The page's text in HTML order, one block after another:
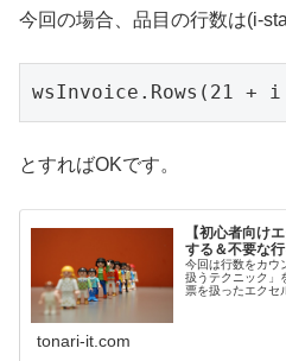
今回の場合、品目の行数は(i-
とすればOKです。
【初心者向け
する＆不要な
今回は行数をカウ
扱うテクニック」
票を扱ったエクセ
tonari-it.com